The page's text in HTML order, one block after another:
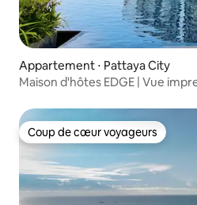
Appartement ⋅ Pattaya City
Maison d'hôtes EDGE | Vue
Piscine à débordement |
chinois | Offre spéciale !
Coup de cœur voyageurs
Coup de cœur voyageurs